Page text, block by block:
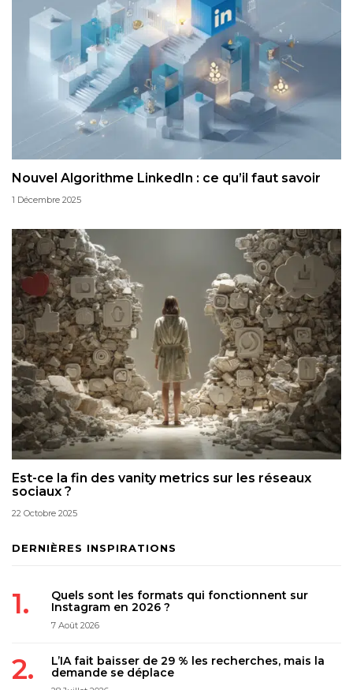
Nouvel Algorithme LinkedIn : ce qu’il faut savoir
1 Décembre 2025
Est-ce la fin des vanity metrics sur les réseaux
sociaux ?
22 Octobre 2025
DERNIÈRES INSPIRATIONS
Quels sont les formats qui fonctionnent sur
Instagram en 2026 ?
7 Août 2026
L’IA fait baisser de 29 % les recherches, mais la
demande se déplace